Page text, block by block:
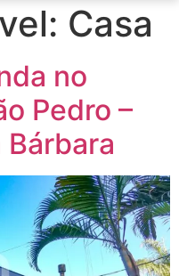
Casa
no
Pedro –